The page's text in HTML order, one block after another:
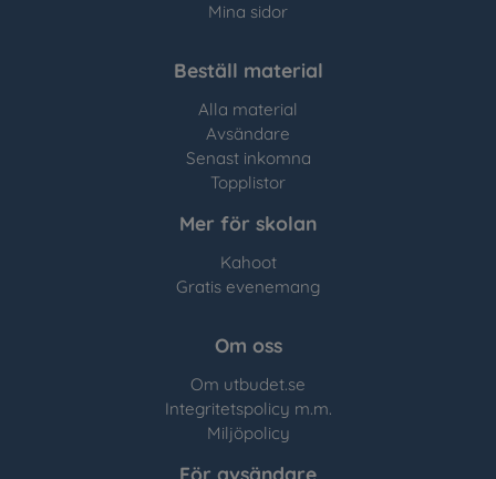
Mina sidor
Beställ material
Alla material
Avsändare
Senast inkomna
Topplistor
Mer för skolan
Kahoot
Gratis evenemang
Om oss
Om utbudet.se
Integritetspolicy m.m.
Miljöpolicy
För avsändare